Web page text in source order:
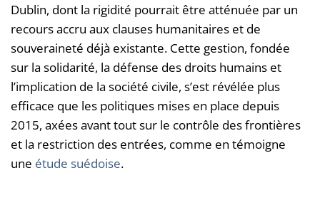
Dublin, dont la rigidité pourrait être atténuée par un
recours accru aux clauses humanitaires et de
souveraineté déjà existante. Cette gestion, fondée
sur la solidarité, la défense des droits humains et
l’implication de la société civile, s’est révélée plus
efficace que les politiques mises en place depuis
2015, axées avant tout sur le contrôle des frontières
et la restriction des entrées, comme en témoigne
une étude suédoise.